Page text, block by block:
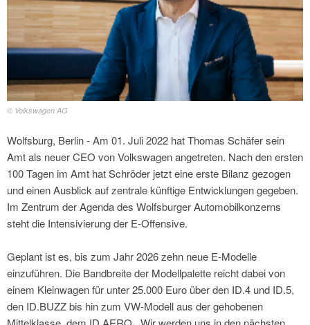
© Volkswagen AG
Wolfsburg, Berlin - Am 01. Juli 2022 hat Thomas Schäfer sein
Amt als neuer CEO von Volkswagen angetreten. Nach den ersten
100 Tagen im Amt hat Schröder jetzt eine erste Bilanz gezogen
und einen Ausblick auf zentrale künftige Entwicklungen gegeben.
Im Zentrum der Agenda des Wolfsburger Automobilkonzerns
steht die Intensivierung der E-Offensive.
Geplant ist es, bis zum Jahr 2026 zehn neue E-Modelle
einzuführen. Die Bandbreite der Modellpalette reicht dabei von
einem Kleinwagen für unter 25.000 Euro über den ID.4 und ID.5,
den ID.BUZZ bis hin zum VW-Modell aus der gehobenen